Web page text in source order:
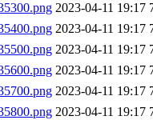
2023-04-11 19:17
2023-04-11 19:17
2023-04-11 19:17
2023-04-11 19:17
2023-04-11 19:17
2023-04-11 19:17